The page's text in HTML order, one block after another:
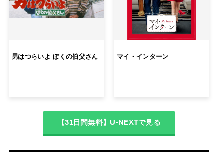
男はつらいよ ぼくの伯父さん マイ・インターン
【31日間無料】U-NEXTで見る